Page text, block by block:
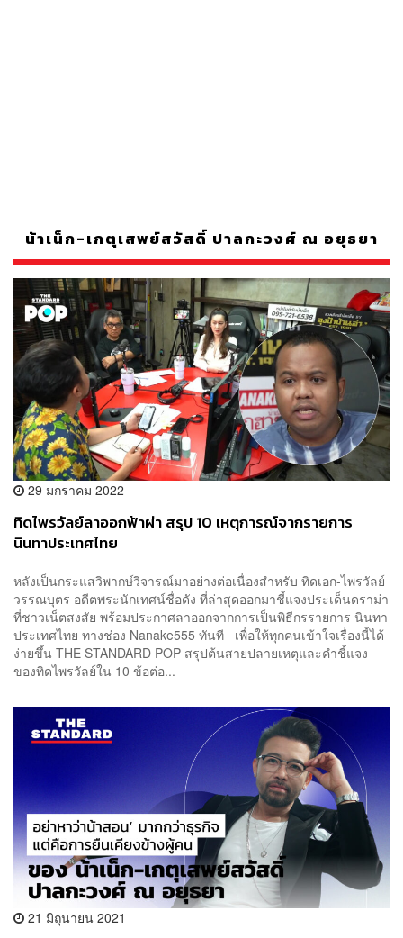
น้าเน็ก-เกตุเสพย์สวัสดิ์ ปาลกะวงศ์ ณ อยุธยา
29 มกราคม 2022
ทิดไพรวัลย์ลาออกฟ้าผ่า สรุป 10 เหตุการณ์จากรายการ
นินทาประเทศไทย
หลังเป็นกระแสวิพากษ์วิจารณ์มาอย่างต่อเนื่องสำหรับ ทิดเอก-ไพรวัลย์
วรรณบุตร อดีตพระนักเทศน์ชื่อดัง ที่ล่าสุดออกมาชี้แจงประเด็นดราม่า
ที่ชาวเน็ตสงสัย พร้อมประกาศลาออกจากการเป็นพิธีกรรายการ นินทา
ประเทศไทย ทางช่อง Nanake555 ทันที เพื่อให้ทุกคนเข้าใจเรื่องนี้ได้
ง่ายขึ้น THE STANDARD POP สรุปต้นสายปลายเหตุและคำชี้แจง
ของทิดไพรวัลย์ใน 10 ข้อต่อ...
21 มิถุนายน 2021